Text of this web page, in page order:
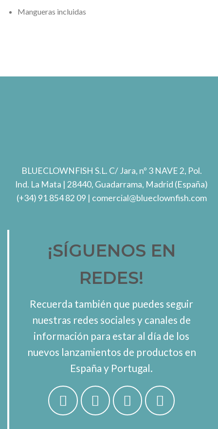
Mangueras incluidas
BLUECLOWNFISH S.L. C/ Jara, nº 3 NAVE 2, Pol.
Ind. La Mata | 28440, Guadarrama, Madrid (España)
(+34) 91 854 82 09 | comercial@blueclownfish.com
¡SÍGUENOS EN
REDES!
Recuerda también que puedes seguir
nuestras redes sociales y canales de
información para estar al día de los
nuevos lanzamientos de productos en
España y Portugal.